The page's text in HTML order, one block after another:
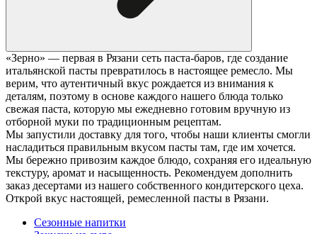
«Зерно» — первая в Рязани сеть паста-баров, где создание
итальянской пасты превратилось в настоящее ремесло. Мы
верим, что аутентичный вкус рождается из внимания к
деталям, поэтому в основе каждого нашего блюда только
свежая паста, которую мы ежедневно готовим вручную из
отборной муки по традиционным рецептам.
Мы запустили доставку для того, чтобы наши клиенты смогли
насладиться правильным вкусом пасты там, где им хочется.
Мы бережно привозим каждое блюдо, сохраняя его идеальную
текстуру, аромат и насыщенность. Рекомендуем дополнить
заказ десертами из нашего собственного кондитерского цеха.
Открой вкус настоящей, ремесленной пасты в Рязани.
Сезонные напитки